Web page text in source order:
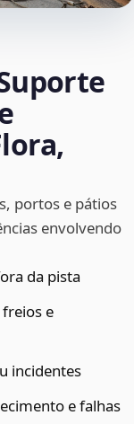
portos e pátios
envolvendo
da pista
e
incidentes
e falhas